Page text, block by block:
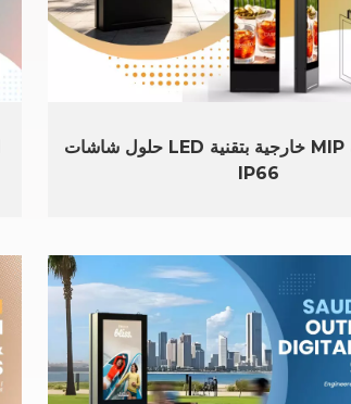
حلول شاشات LED خارجية بتقنية MIP ذات دقة عالية
IP66